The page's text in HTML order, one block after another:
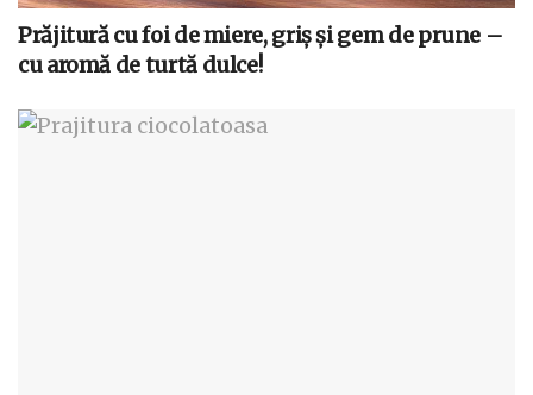
Prăjitură cu foi de miere, griș și gem de prune –
cu aromă de turtă dulce!